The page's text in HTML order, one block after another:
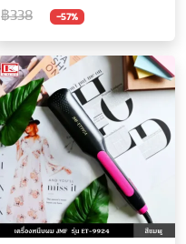
2เมตร 3เมตร
฿338 -57%